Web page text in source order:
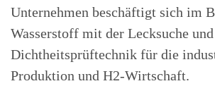
Unternehmen beschäftigt sich im
Wasserstoff mit der Lecksuche und
Dichtheitsprüftechnik für die
Produktion und H2-Wirtschaft.